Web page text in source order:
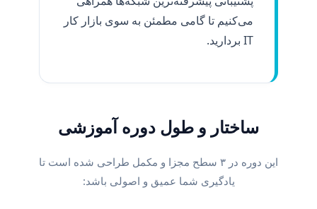
می‌کنیم تا گامی مطمئن به سوی بازار کار
IT بردارید.
ساختار و طول دوره آموزشی
این دوره در ۳ سطح مجزا و مکمل طراحی شده است تا
یادگیری شما عمیق و اصولی باشد: